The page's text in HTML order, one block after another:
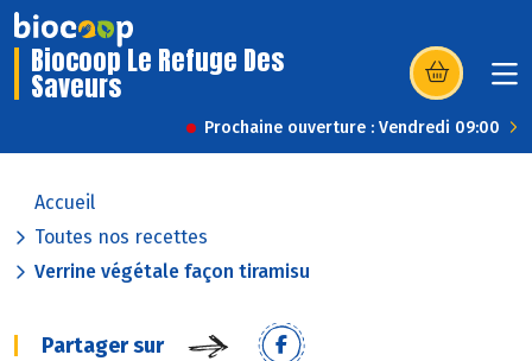
Biocoop Le Refuge Des
Saveurs (s’ouvre dans
Prochaine ouverture : Vendredi 09:00
Accueil
Toutes nos recettes
Verrine végétale façon tiramisu
Partager sur